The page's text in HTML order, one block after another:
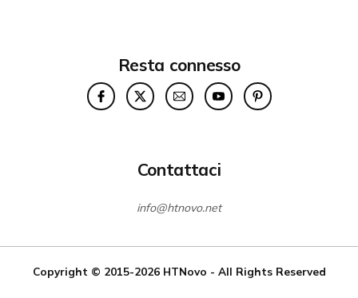
Resta connesso
Contattaci
info@htnovo.net
Copyright © 2015-2026 HTNovo - All Rights Reserved